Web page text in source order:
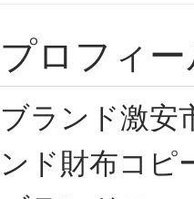
プロフィー
ブランド激安
ンド財布コピ